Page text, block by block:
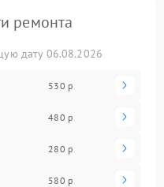
ремонта
дату 06.08.2026
530 р
480 р
280 р
580 р